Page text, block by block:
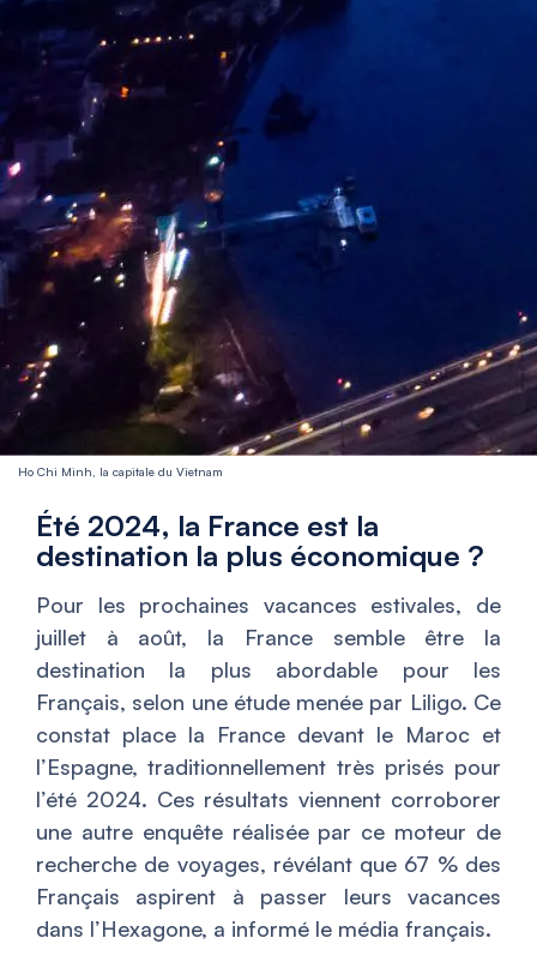
Ho Chi Minh, la capitale du Vietnam
Été 2024, la France est la
destination la plus économique ?
Pour les prochaines vacances estivales, de
juillet à août, la France semble être la
destination la plus abordable pour les
Français, selon une étude menée par Liligo. Ce
constat place la France devant le Maroc et
l’Espagne, traditionnellement très prisés pour
l’été 2024. Ces résultats viennent corroborer
une autre enquête réalisée par ce moteur de
recherche de voyages, révélant que 67 % des
Français aspirent à passer leurs vacances
dans l’Hexagone, a informé le média français.